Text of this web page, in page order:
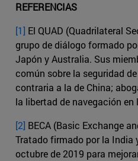
REFERENCIAS
[1] El QUAD (Quadrilateral
grupo de diálogo formado
Japón y Australia. Sus
común sobre la seguridad
contraria a la de China;
la libertad de navegación en
[2] BECA (Basic Exchange
Tratado firmado por la India
octubre de 2019 para